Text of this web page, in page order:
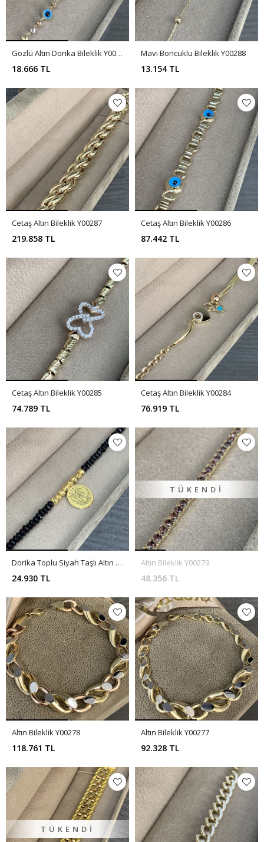
Gözlü Altın Dorika Bileklik Y00289
18.666 TL
Mavi Boncuklu Bileklik Y00288
13.154 TL
Cetaş Altın Bileklik Y00287
219.858 TL
Cetaş Altın Bileklik Y00286
87.442 TL
Cetaş Altın Bileklik Y00285
74.789 TL
Cetaş Altın Bileklik Y00284
76.919 TL
Dorika Toplu Siyah Taşlı Altın Bileklik Y00280
24.930 TL
TÜKENDI
Altın Bileklik Y00279
48.356 TL
Altın Bileklik Y00278
118.761 TL
Altın Bileklik Y00277
92.328 TL
TÜKENDI